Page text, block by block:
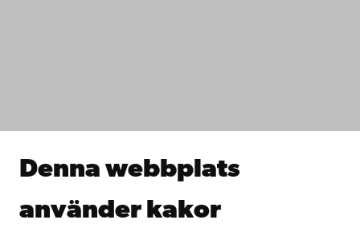
Denna webbplats
använder kakor
Samarbeta med oss
Kontinuerligt lärande
Gå med i Åbo Akademis alumnnätverk